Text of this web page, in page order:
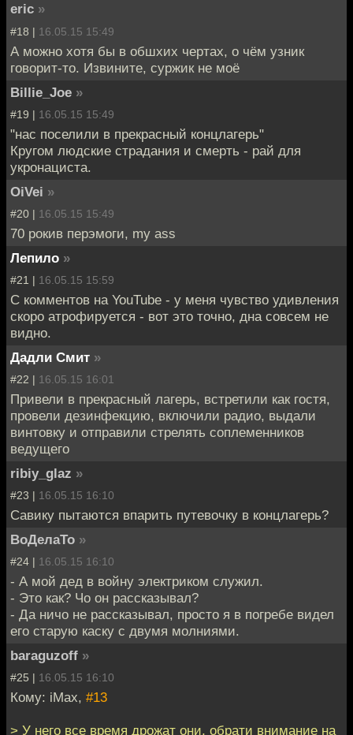
eric »
#18 | 16.05.15 15:49
А можно хотя бы в обшхих чертах, о чём узник
говорит-то. Извините, суржик не моё
Billie_Joe »
#19 | 16.05.15 15:49
"нас поселили в прекрасный концлагерь"
Кругом людские страдания и смерть - рай для
укронациста.
OiVei »
#20 | 16.05.15 15:49
70 рокив перэмоги, my ass
Лепило »
#21 | 16.05.15 15:59
С комментов на YouTube - у меня чувство удивления
скоро атрофируется - вот это точно, дна совсем не
видно.
Дадли Смит »
#22 | 16.05.15 16:01
Привели в прекрасный лагерь, встретили как гостя,
провели дезинфекцию, включили радио, выдали
винтовку и отправили стрелять соплеменников
ведущего
ribiy_glaz »
#23 | 16.05.15 16:10
Савику пытаются впарить путевочку в концлагерь?
ВоДелаТо »
#24 | 16.05.15 16:10
- А мой дед в войну электриком служил.
- Это как? Чо он рассказывал?
- Да ничо не рассказывал, просто я в погребе видел
его старую каску с двумя молниями.
baraguzoff »
#25 | 16.05.15 16:10
Кому: iMax, #13
> У него все время дрожат они, обрати внимание на